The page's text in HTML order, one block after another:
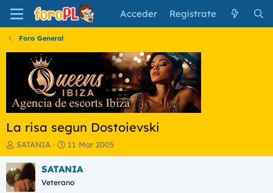
Acceder Regístrate
Foro General
La risa segun Dostoievski
I
n
i
c
SATANIA
F
e
c
a
11 Mar 2005
SATANIA
Veterano